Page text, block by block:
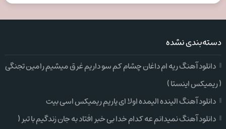
دسته‌بندی نشده
دانلود آهنگ ریه ام داغان چشام کم سو داریم غرق میشیم رامین تجنگی
( ریمیکس اینستا )
دانلود آهنگ الینده الیمده اولا ای یاریم ریمیکس اسی بیت
دانلود آهنگ نمیدانم عه کدام خدا بی خبر افتاد به جان زندگیم با تبر (